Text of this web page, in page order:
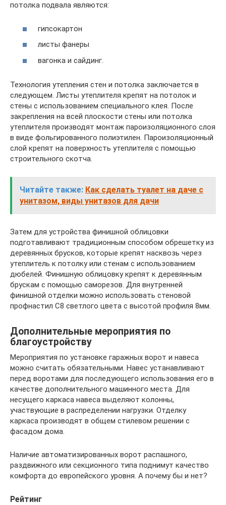
потолка подвала являются:
гипсокартон
листы фанеры
вагонка и сайдинг.
Технология утепления стен и потолка заключается в
следующем. Листы утеплителя крепят на потолок и
стены с использованием специального клея. После
закрепления на всей плоскости стены или потолка
утеплителя производят монтаж пароизоляционного слоя
в виде фольгированного полиэтилен. Пароизоляционный
слой крепят на поверхность утеплителя с помощью
строительного скотча.
Читайте также: Как сделать туалет на даче с
унитазом, виды унитазов для дачи
Затем для устройства финишной облицовки
подготавливают традиционным способом обрешетку из
деревянных брусков, которые крепят насквозь через
утеплитель к потолку или стенам с использованием
дюбелей. Финишную облицовку крепят к деревянным
брускам с помощью саморезов. Для внутренней
финишной отделки можно использовать стеновой
профнастил С8 светлого цвета с высотой профиля 8мм.
Дополнительные мероприятия по
благоустройству
Мероприятия по установке гаражных ворот и навеса
можно считать обязательными. Навес устанавливают
перед воротами для последующего использования его в
качестве дополнительного машинного места. Для
несущего каркаса навеса выделяют колонны,
участвующие в распределении нагрузки. Отделку
каркаса производят в общем стилевом решении с
фасадом дома.
Наличие автоматизированных ворот распашного,
раздвижного или секционного типа поднимут качество
комфорта до европейского уровня. А почему бы и нет?
Рейтинг